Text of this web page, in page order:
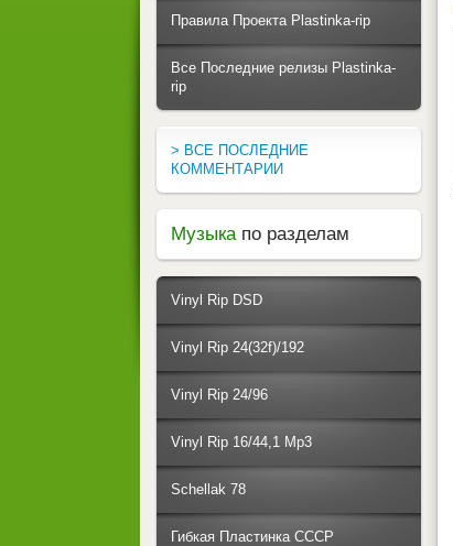
Правила Проекта Plastinka-rip
Все Последние релизы Plastinka-
rip
> ВСЕ ПОСЛЕДНИЕ
КОММЕНТАРИИ
Музыка по разделам
Vinyl Rip DSD
Vinyl Rip 24(32f)/192
Vinyl Rip 24/96
Vinyl Rip 16/44,1 Mp3
Schellak 78
Гибкая Пластинка СССР